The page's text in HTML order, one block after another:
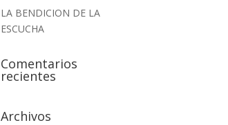
LA BENDICION DE LA
ESCUCHA
Comentarios
recientes
Archivos